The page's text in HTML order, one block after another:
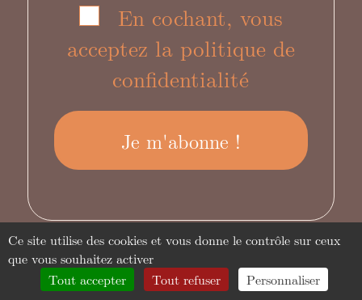
En cochant, vous
acceptez la politique de
confidentialité
Ce site utilise des cookies et vous donne le contrôle sur ceux
que vous souhaitez activer
Tout accepter
Tout refuser Personnaliser